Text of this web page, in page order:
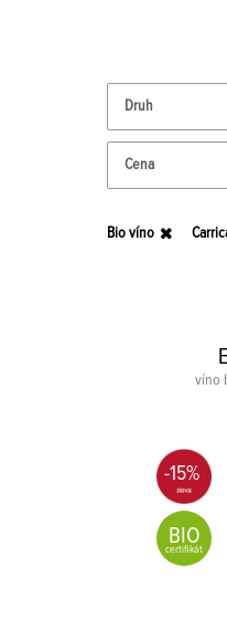
Druh
Cena
Bio víno
víno
-15%
BIO
certifikát